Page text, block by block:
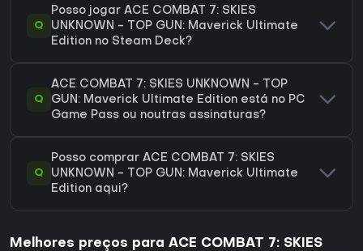
Q
Posso jogar ACE COMBAT 7: SKIES
UNKNOWN - TOP GUN: Maverick Ultimate
Edition no Steam Deck?
Q
ACE COMBAT 7: SKIES UNKNOWN - TOP
GUN: Maverick Ultimate Edition está no PC
Game Pass ou noutras assinaturas?
Q
Posso comprar ACE COMBAT 7: SKIES
UNKNOWN - TOP GUN: Maverick Ultimate
Edition aqui?
Melhores preços para ACE COMBAT 7: SKIES